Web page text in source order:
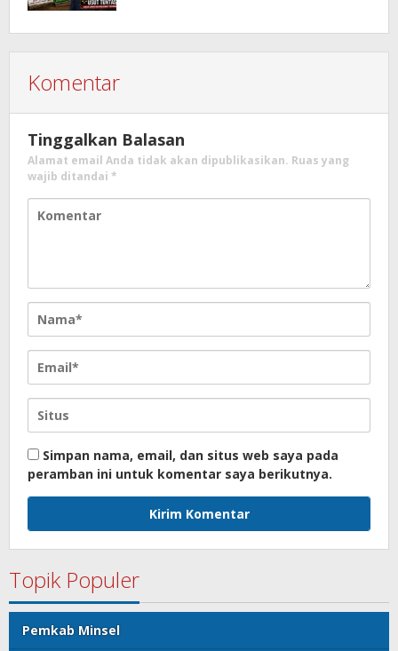
Komentar
Tinggalkan Balasan
Alamat email Anda tidak akan dipublikasikan. Ruas yang
wajib ditandai *
Simpan nama, email, dan situs web saya pada
peramban ini untuk komentar saya berikutnya.
Topik Populer
Pemkab Minsel